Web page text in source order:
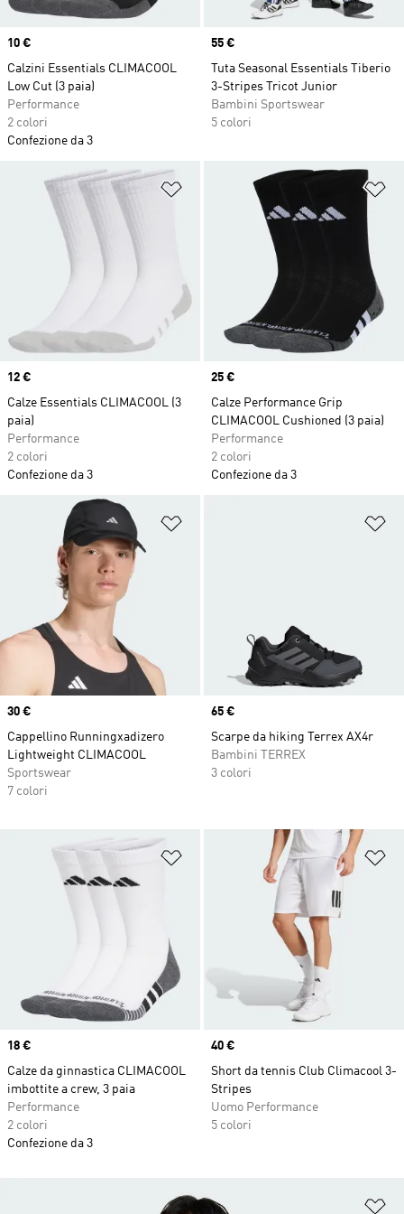
Price
10 €
Calzini Essentials CLIMACOOL
Low Cut (3 paia)
Performance
2 colori
Confezione da 3
Price
55 €
Tuta Seasonal Essentials Tiberio
3-Stripes Tricot Junior
Bambini Sportswear
5 colori
Aggiungi alla lista dei desideri
Price
12 €
Calze Essentials CLIMACOOL (3
paia)
Performance
2 colori
Confezione da 3
Price
25 €
Calze Performance Grip
CLIMACOOL Cushioned (3 paia)
Performance
2 colori
Confezione da 3
Aggiungi alla lista dei desideri
Price
30 €
Cappellino Runningxadizero
Lightweight CLIMACOOL
Sportswear
7 colori
Price
65 €
Scarpe da hiking Terrex AX4r
Bambini TERREX
3 colori
Aggiungi alla lista dei desideri
Price
18 €
Calze da ginnastica CLIMACOOL
imbottite a crew, 3 paia
Performance
2 colori
Confezione da 3
Price
40 €
Short da tennis Club Climacool 3-
Stripes
Uomo Performance
5 colori